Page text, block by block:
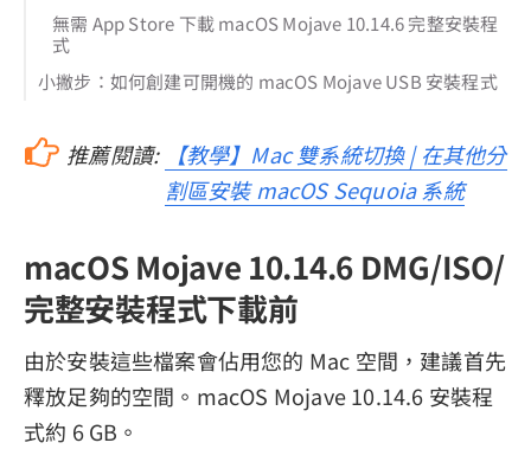
無需 App Store 下載 macOS Mojave 10.14.6 完整安裝程
式
小撇步：如何創建可開機的 macOS Mojave USB 安裝程式
推薦閱讀:
【教學】Mac 雙系統切換 | 在其他分
割區安裝 macOS Sequoia 系統
macOS Mojave 10.14.6 DMG/ISO/
完整安裝程式下載前
由於安裝這些檔案會佔用您的 Mac 空間，建議首先
釋放足夠的空間。macOS Mojave 10.14.6 安裝程
式約 6 GB。